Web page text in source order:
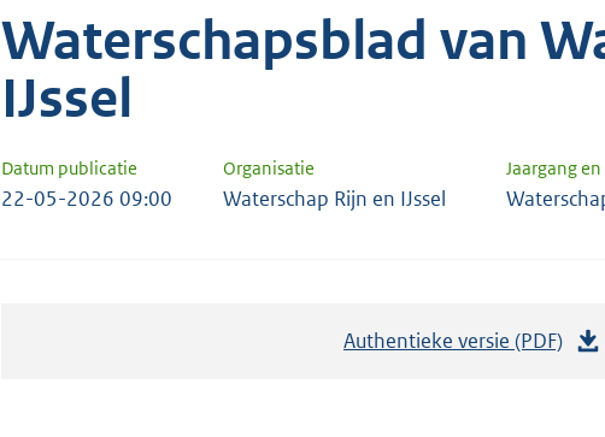
Waterschapsblad van
IJssel
Datum publicatie Organisatie Jaargang
22-05-2026 09:00 Waterschap Rijn en IJssel
Authentieke versie (PDF)